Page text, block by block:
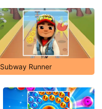
Subway Runner